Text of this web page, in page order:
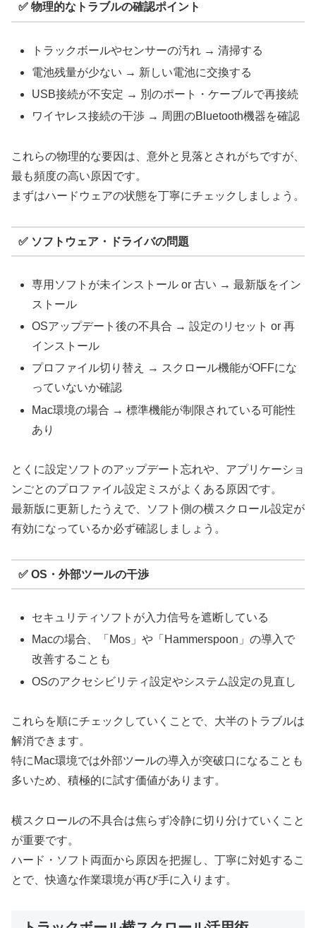
✅ 物理的なトラブルの確認ポイント
トラックボールやセンサーの汚れ → 清掃する
電池残量が少ない → 新しい電池に交換する
USB接続が不安定 → 別のポート・ケーブルで再接続
ワイヤレス接続の干渉 → 周囲のBluetooth機器を確認
これらの物理的な要因は、意外と見落とされがちですが、
最も頻度の高い原因です。
まずはハードウェアの状態を丁寧にチェックしましょう。
✅ ソフトウェア・ドライバの問題
専用ソフトが未インストール or 古い → 最新版をイン
ストール
OSアップデート後の不具合 → 設定のリセット or 再
インストール
プロファイル切り替え → スクロール機能がOFFにな
っていないか確認
Mac環境の場合 → 標準機能が制限されている可能性
あり
とくに設定ソフトのアップデート忘れや、アプリケーショ
ンごとのプロファイル設定ミスがよくある原因です。
最新版に更新したうえで、ソフト側の横スクロール設定が
有効になっているか必ず確認しましょう。
✅ OS・外部ツールの干渉
セキュリティソフトが入力信号を遮断している
Macの場合、「Mos」や「Hammerspoon」の導入で
改善することも
OSのアクセシビリティ設定やシステム設定の見直し
これらを順にチェックしていくことで、大半のトラブルは
解消できます。
特にMac環境では外部ツールの導入が突破口になることも
多いため、積極的に試す価値があります。
横スクロールの不具合は焦らず冷静に切り分けていくこと
が重要です。
ハード・ソフト両面から原因を把握し、丁寧に対処するこ
とで、快適な作業環境が再び手に入ります。